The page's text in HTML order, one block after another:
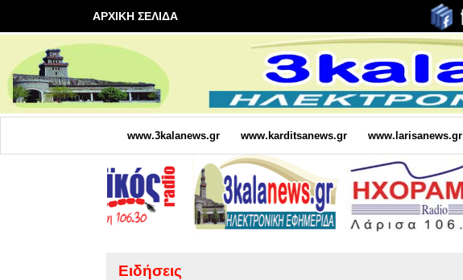
ΑΡΧΙΚΗ ΣΕΛΙΔΑ
www.3kalanews.gr www.karditsanews.gr www.larisanews.gr
Ειδήσεις